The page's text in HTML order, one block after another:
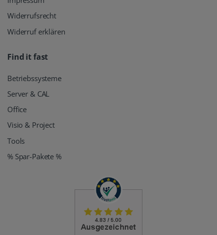
Widerrufsrecht
Widerruf erklären
Find it fast
Betriebssysteme
Server & CAL
Office
Visio & Project
Tools
% Spar-Pakete %